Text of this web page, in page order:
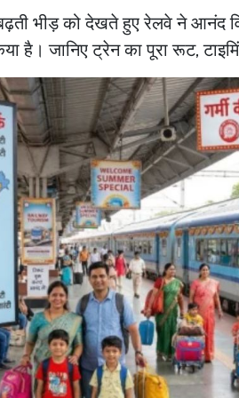
बढ़ती भीड़ को देखते हुए रेलवे ने आनंद
है। जानिए ट्रेन का पूरा रूट,